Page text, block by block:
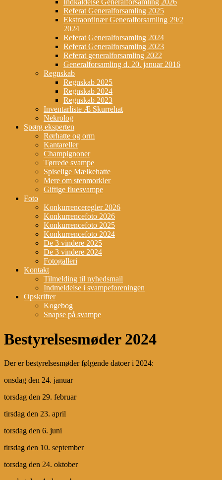
Indkaldelse Generalforsamling 2026
Referat Generalforsamling 2025
Ekstraordinær Generalforsamling 29/2
2024
Referat Generalforsamling 2024
Referat Generalforsamling 2023
Referat generalforsamling 2022
Generalforsamling d. 20. januar 2016
Regnskab
Regnskab 2025
Regnskab 2024
Regnskab 2023
Inventarliste Æ Skurrehat
Nekrolog
Spørg eksperten
Rørhatte og orm
Kantareller
Champignoner
Tørrede svampe
Spiselige Mælkehatte
Mere om stenmorkler
Giftige fluesvampe
Foto
Konkurrenceregler 2026
Konkurrencefoto 2026
Konkurrencefoto 2025
Konkurrencefoto 2024
De 3 vindere 2025
De 3 vindere 2024
Fotogalleri
Kontakt
Tilmelding til nyhedsmail
Indmeldelse i svampeforeningen
Opskrifter
Kogebog
Snapse på svampe
Bestyrelsesmøder 2024
Der er bestyrelsesmøder følgende datoer i 2024:
onsdag den 24. januar
torsdag den 29. februar
tirsdag den 23. april
torsdag den 6. juni
tirsdag den 10. september
torsdag den 24. oktober